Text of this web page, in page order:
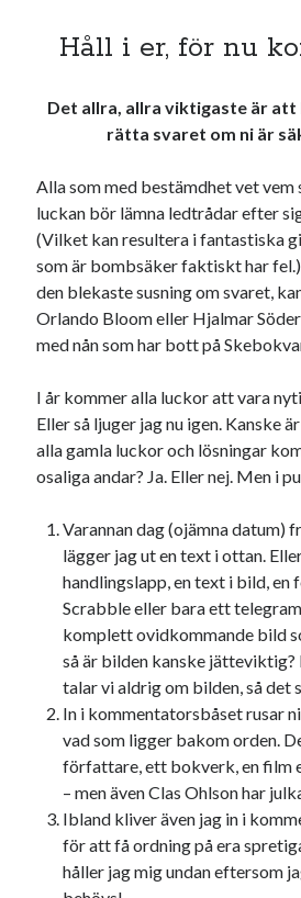
Håll i er, för nu
Det allra, allra viktigaste är att
rätta svaret om ni är
Alla som med bestämdhet vet vem
luckan bör lämna ledtrådar efter
(Vilket kan resultera i fantastiska
som är bombsäker faktiskt har
den blekaste susning om svaret,
Orlando Bloom eller Hjalmar
med nån som har bott på
I år kommer alla luckor att vara
Eller så ljuger jag nu igen. Kanske
alla gamla luckor och lösningar
osaliga andar? Ja. Eller nej. Men i
Varannan dag (ojämna datum)
lägger jag ut en text i ottan.
handlingslapp, en text i bild, en
Scrabble eller bara ett
komplett ovidkommande bild
så är bilden kanske jätteviktig?
talar vi aldrig om bilden, så det
In i kommentatorsbåset rusar
vad som ligger bakom orden.
författare, ett bokverk, en film
– men även Clas Ohlson har
Ibland kliver även jag in i
för att få ordning på era
håller jag mig undan eftersom